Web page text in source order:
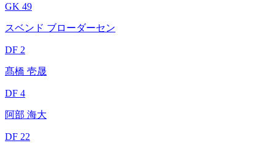
GK 49
スベンド ブローダーセン
DF 2
髙橋 壱晟
DF 4
阿部 海大
DF 22